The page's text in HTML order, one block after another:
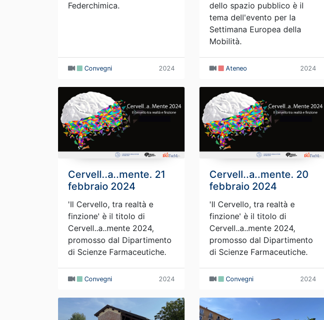
Federchimica.
Convegni 2024
dello spazio pubblico è il
tema dell'evento per la
Settimana Europea della
Mobilità.
Ateneo 2024
Cervell..a..mente. 21
febbraio 2024
'Il Cervello, tra realtà e
finzione' è il titolo di
Cervell..a..mente 2024,
promosso dal Dipartimento
di Scienze Farmaceutiche.
Convegni 2024
Cervell..a..mente. 20
febbraio 2024
'Il Cervello, tra realtà e
finzione' è il titolo di
Cervell..a..mente 2024,
promosso dal Dipartimento
di Scienze Farmaceutiche.
Convegni 2024